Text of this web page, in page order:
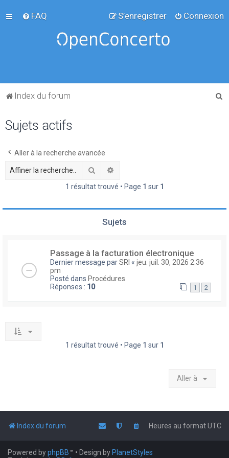
FAQ Connexion
S’enregistrer
Index du forum
e
Sujets actifs
Aller à la recherche avancée
Rechercher
1 résultat trouvé • Page 1 sur 1
Sujets
Passage à la facturation électronique
Dernier message parSRI « jeu. juil. 30, 2026 2:36
pm
Posté dans Procédures
Réponses : 10 1 2
1 résultat trouvé • Page 1 sur 1
Aller à
Index du forum Heures au formatUTC
Powered byphpBB™ • Design by PlanetStyles